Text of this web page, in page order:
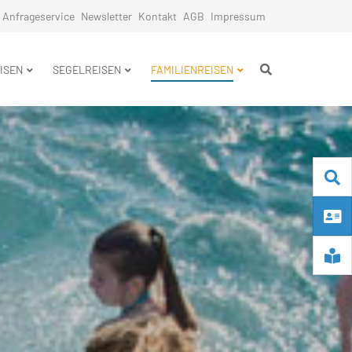
Anfrageservice Newsletter Kontakt AGB Impressum
SEGELREISEN FAMILIENREISEN